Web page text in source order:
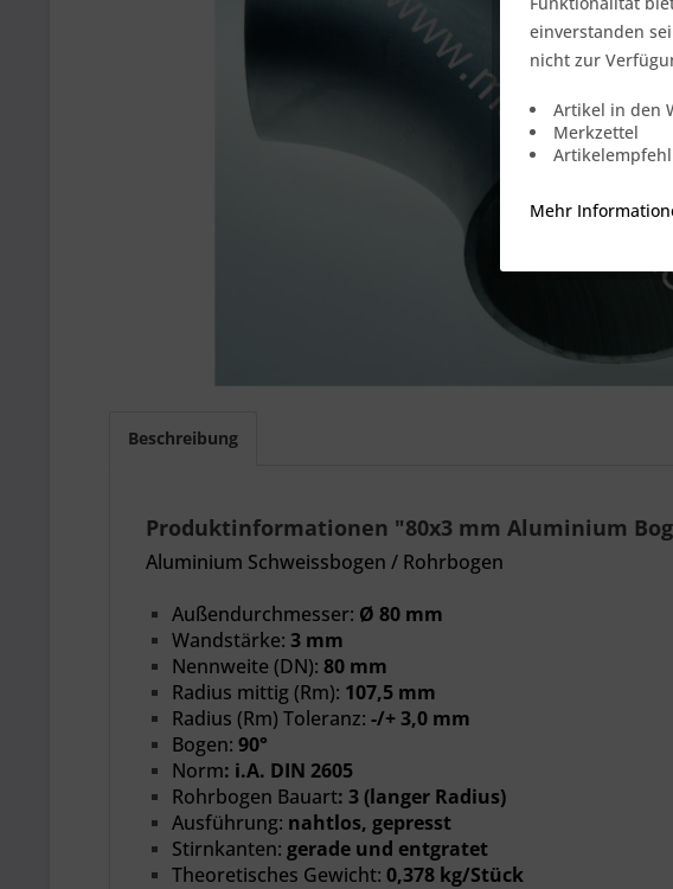
Beschreibung
Produktinformationen "80x3 mm Aluminium
Aluminium Schweissbogen / Rohrbogen
Außendurchmesser: Ø 80 mm
Wandstärke: 3 mm
Nennweite (DN): 80 mm
Radius mittig (Rm): 107,5 mm
Radius (Rm) Toleranz: -/+ 3,0 mm
Bogen: 90°
Norm: i.A. DIN 2605
Rohrbogen Bauart: 3 (langer Radius)
Ausführung: nahtlos, gepresst
Stirnkanten: gerade und entgratet
Theoretisches Gewicht: 0,378 kg/Stück
einverstanden
nicht zur
Artikel in den
Merkzettel
Mehr